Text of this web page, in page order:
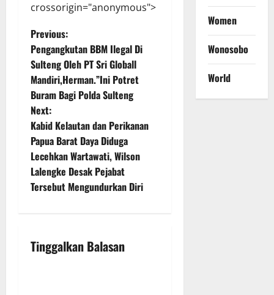
crossorigin="anonymous">
P
o
s
t
n
a
v
g
Previous:
Pengangkutan BBM Ilegal Di
Sulteng Oleh PT Sri Globall
Mandiri,Herman.”Ini Potret
Buram Bagi Polda Sulteng
Next:
Kabid Kelautan dan Perikanan
Papua Barat Daya Diduga
Lecehkan Wartawati, Wilson
Lalengke Desak Pejabat
Tersebut Mengundurkan Diri
Tinggalkan Balasan
Women
Wonosobo
World